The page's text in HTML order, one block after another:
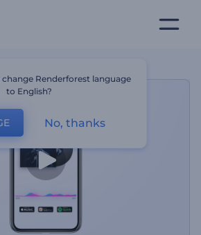
Renderforest language
to English?
No, thanks